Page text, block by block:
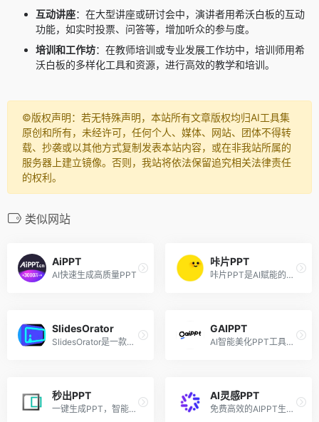
互动讲座：在大型讲座或研讨会中，演讲者用希沃白板的互动
功能，如实时投票、问答等，增加听众的参与度。
培训和工作坊：在教师培训或专业发展工作坊中，培训师用希
沃白板的多样化工具和资源，进行高效的教学和培训。
©️版权声明：若无特殊声明，本站所有文章版权均归AI工具集
原创和所有，未经许可，任何个人、媒体、网站、团体不得转
载、抄袭或以其他方式复制发表本站内容，或在非我站所属的
服务器上建立镜像。否则，我站将依法保留追究相关法律责任
的权利。
类似网站
AiPPT
AI快速生成高质量PPT
咔片PPT
咔片PPT是AI赋能的在线演示设计平台，具备多种智能功能，适用于全行业PPT制作场景。
SlidesOrator
SlidesOrator是一款具备多种实用功能和独特优势，适用于多个领域的AI幻灯片展示工具。
GAIPPT
AI智能美化PPT工具，上传PPT一键美化
秒出PPT
一键生成PPT，智能辅助编辑
AI灵感PPT
免费高效的AIPPT生成工具